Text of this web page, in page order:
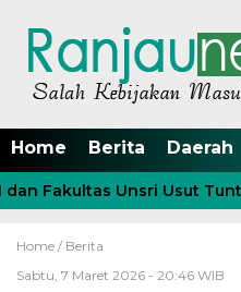
Home Berita Daerah
Fakultas Unsri Usut
Home / Berita
Sabtu, 7 Maret 2026 - 20:46 WIB